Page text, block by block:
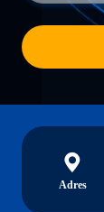
Adres